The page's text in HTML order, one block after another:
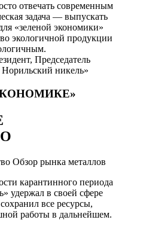
отвечать современным
задача — выпускать
«зеленой экономики»
экологичной продукции
Председатель
никель»
Обзор рынка металлов
карантинного периода
удержал в своей сфере
все ресурсы,
работы в дальнейшем.